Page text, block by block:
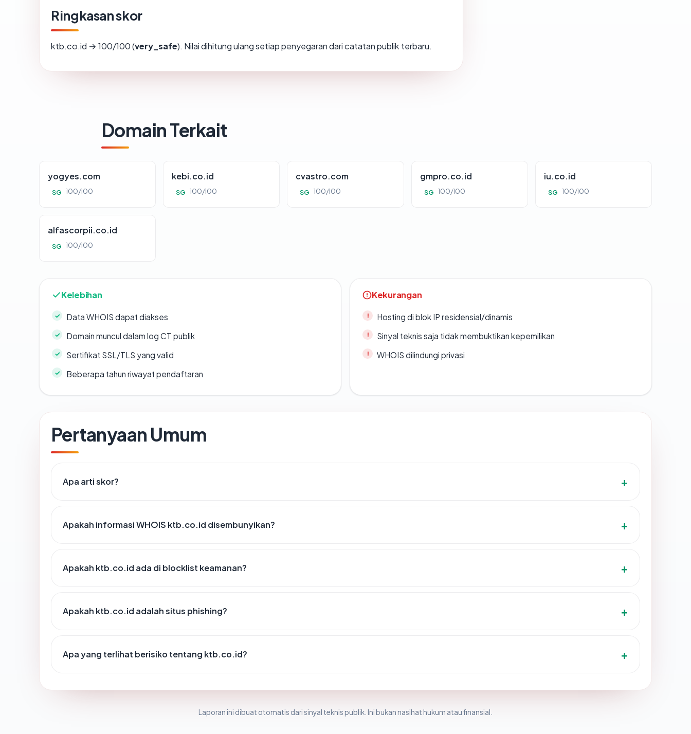
Ringkasan skor
ktb.co.id → 100/100 (very_safe). Nilai dihitung ulang setiap penyegaran dari catatan publik terbaru.
Domain Terkait
yogyes.com
SG 100/100
kebi.co.id
SG 100/100
cvastro.com
SG 100/100
gmpro.co.id
SG 100/100
iu.co.id
SG 100/100
alfascorpii.co.id
SG 100/100
Kelebihan
Data WHOIS dapat diakses
Domain muncul dalam log CT publik
Sertifikat SSL/TLS yang valid
Beberapa tahun riwayat pendaftaran
Kekurangan
Hosting di blok IP residensial/dinamis
Sinyal teknis saja tidak membuktikan kepemilikan
WHOIS dilindungi privasi
Pertanyaan Umum
Apa arti skor?
Apakah informasi WHOIS ktb.co.id disembunyikan?
Apakah ktb.co.id ada di blocklist keamanan?
Apakah ktb.co.id adalah situs phishing?
Apa yang terlihat berisiko tentang ktb.co.id?
Laporan ini dibuat otomatis dari sinyal teknis publik. Ini bukan nasihat hukum atau finansial.